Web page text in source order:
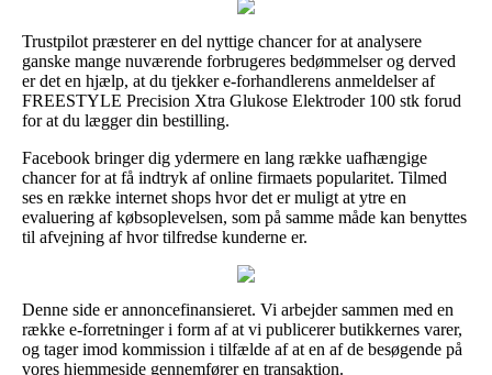
Trustpilot præsterer en del nyttige chancer for at analysere
ganske mange nuværende forbrugeres bedømmelser og derved
er det en hjælp, at du tjekker e-forhandlerens anmeldelser af
FREESTYLE Precision Xtra Glukose Elektroder 100 stk forud
for at du lægger din bestilling.
Facebook bringer dig ydermere en lang række uafhængige
chancer for at få indtryk af online firmaets popularitet. Tilmed
ses en række internet shops hvor det er muligt at ytre en
evaluering af købsoplevelsen, som på samme måde kan benyttes
til afvejning af hvor tilfredse kunderne er.
Denne side er annoncefinansieret. Vi arbejder sammen med en
række e-forretninger i form af at vi publicerer butikkernes varer,
og tager imod kommission i tilfælde af at en af de besøgende på
vores hjemmeside gennemfører en transaktion.